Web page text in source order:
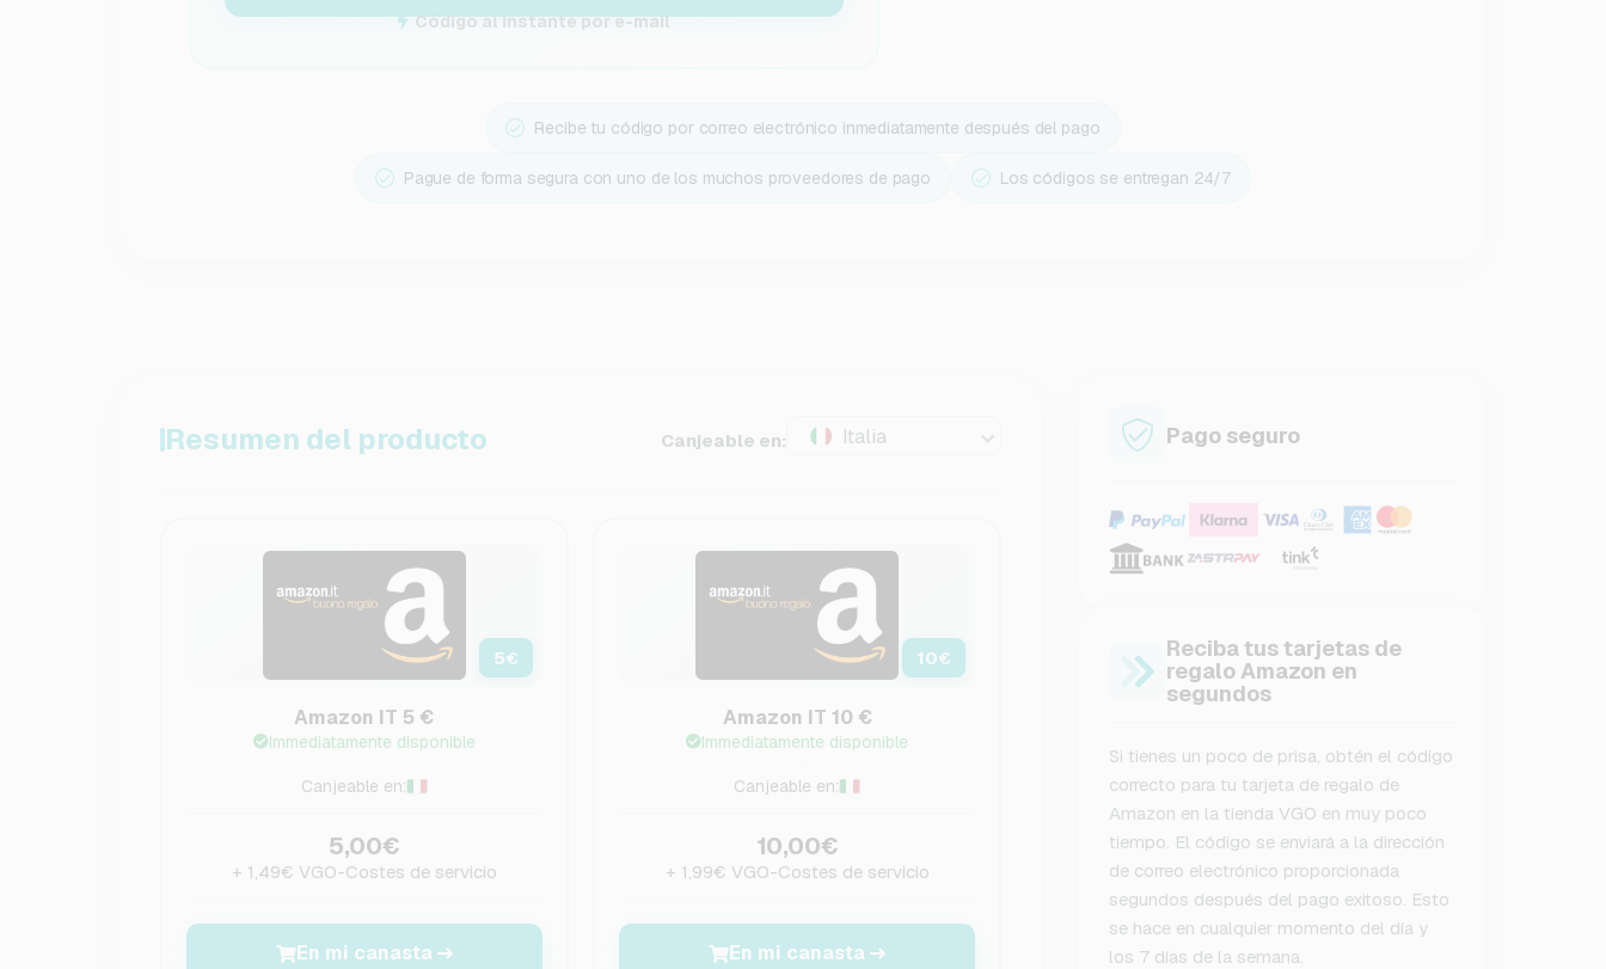
Código al instante por e-mail
Recibe tu código por correo electrónico inmediatamente después del pago
Pague de forma segura con uno de los muchos proveedores de pago Los códigos se entregan 24/7
Resumen del producto Canjeable en: Italia
5€
Amazon IT 5 €
Immediatamente disponible
Canjeable en:
5,00€
+ 1,49€ VGO-Costes de servicio
En mi canasta
10€
Amazon IT 10 €
Immediatamente disponible
Canjeable en:
10,00€
+ 1,99€ VGO-Costes de servicio
En mi canasta
Pago seguro
Reciba tus tarjetas de
regalo Amazon en
segundos
Si tienes un poco de prisa, obtén el código
correcto para tu tarjeta de regalo de
Amazon en la tienda VGO en muy poco
tiempo. El código se enviará a la dirección
de correo electrónico proporcionada
segundos después del pago exitoso. Esto
se hace en cualquier momento del día y
los 7 días de la semana.